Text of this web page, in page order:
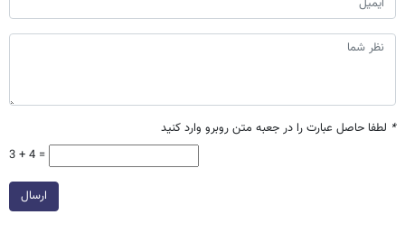
* لطفا حاصل عبارت را در جعبه متن روبرو وارد کنید
3 + 4 =
ارسال